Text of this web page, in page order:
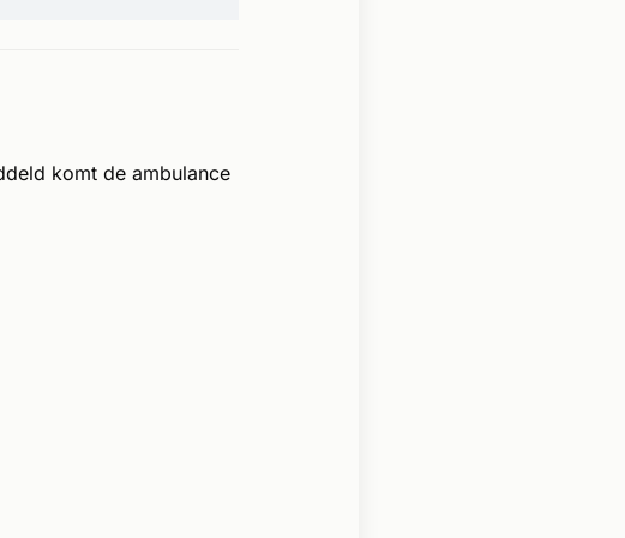
komt de ambulance